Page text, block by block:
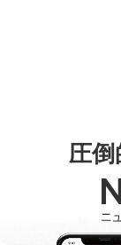
圧